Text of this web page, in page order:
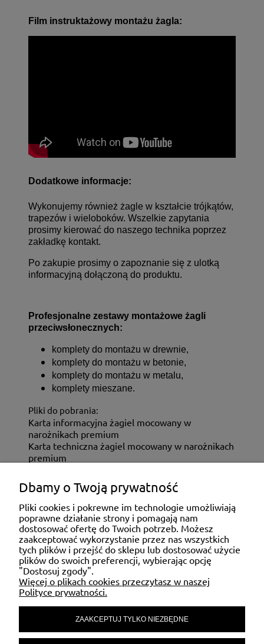
Film instruktażowy montażu żagla:
Dodatkowe informacje:
Wykonujemy również żagle w kształcie trójkątów,
trapezów i wieloboków. Wszelkie zapytania
prosimy kierować do naszego technika poprzez
zakładkę kontakt.
Po zakupie prosimy o zapoznanie się z ulotką
informacyjną dołączoną do produktu.
Profesjonalne zestawy montażowe żagli
przeciwsłonecznych:
komplety do montażu w drewnie,
komplety do montażu w betonie,
komplety do montażu w metalu,
komplety mieszane.
Pliki do pobrania:
Karta informacyjna żagiel mocowany w
narożnikach premium
Karta techniczna żagiel mocowany w narożnikach
premium
ZAKUPY
MOJE KONTO
POMOC
MATERIAŁY INFORMACYJNE
Dbamy o Twoją prywatność
Pliki cookies i pokrewne im technologie umożliwiają
poprawne działanie strony i pomagają nam
dostosować ofertę do Twoich potrzeb. Możesz
zaakceptować wykorzystanie przez nas wszystkich
tych plików i przejść do sklepu lub dostosować użycie
plików do swoich preferencji, wybierając opcję
"Dostosuj zgody".
Więcej o plikach cookies przeczytasz w naszej
Polityce prywatności.
ZAAKCEPTUJ TYLKO NIEZBĘDNE